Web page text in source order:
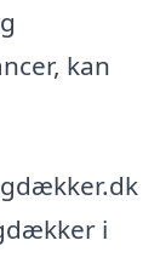
kan
i